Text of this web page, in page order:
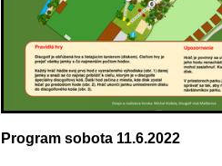
Program sobota 11.6.2022